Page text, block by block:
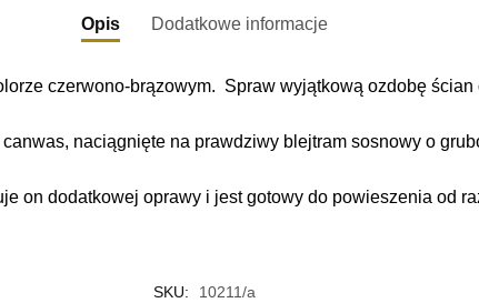
Opis Dodatkowe informacje
czerwono-brązowym. Spraw wyjątkową ozdobę ścian
naciągnięte na prawdziwy blejtram sosnowy o
on dodatkowej oprawy i jest gotowy do powieszenia od
SKU:
10211/a